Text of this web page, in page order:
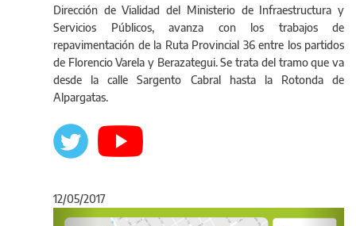
Dirección de Vialidad del Ministerio de Infraestructura y
Servicios Públicos, avanza con los trabajos de
repavimentación de la Ruta Provincial 36 entre los partidos
de Florencio Varela y Berazategui. Se trata del tramo que va
desde la calle Sargento Cabral hasta la Rotonda de
Alpargatas.
12/05/2017
Anterior